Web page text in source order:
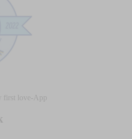
first love-App